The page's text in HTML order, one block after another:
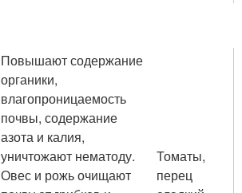
Повышают содержание
органики,
влагопроницаемость
почвы, содержание
азота и калия,
уничтожают нематоду.
Овес и рожь очищают
Томаты,
перец